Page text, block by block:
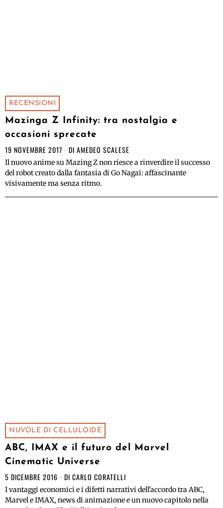
RECENSIONI
Mazinga Z Infinity: tra nostalgia e
occasioni sprecate
19 NOVEMBRE 2017 DI AMEDEO SCALESE
Il nuovo anime su Mazing Z non riesce a rinverdire il successo
del robot creato dalla fantasia di Go Nagai: affascinante
visivamente ma senza ritmo.
NUVOLE DI CELLULOIDE
ABC, IMAX e il futuro del Marvel
Cinematic Universe
5 DICEMBRE 2016 DI CARLO CORATELLI
I vantaggi economici e i difetti narrativi dell'accordo tra ABC,
Marvel e IMAX, news di animazione e un nuovo capitolo nella